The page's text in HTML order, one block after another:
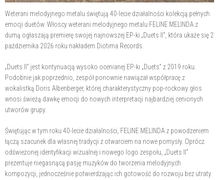
Weterani melodyjnego metalu świętują 40-lecie działalności kolekcją pełnych
emocji duetów. Włoscy weterani melodyjnego metalu FELINE MELINDA z
dumą ogłaszają premierę swojej najnowszej EP-ki „Duets II”, która ukaże się 2
października 2026 roku nakładem Diotima Records.
„Duets II” jest kontynuacją wysoko ocenianej EP-ki „Duets” z 2019 roku.
Podobnie jak poprzednio, zespół ponownie nawiązał współpracę z
wokalistką Doris Albenberger, której charakterystyczny pop-rockowy głos
wnosi świeżą dawkę emocji do nowych interpretacji najbardziej cenionych
utworów grupy.
Świętując w tym roku 40-lecie działalności, FELINE MELINDA z powodzeniem
łączą szacunek dla własnej tradycji z otwarciem na nowe pomysły. Oprócz
odświeżonej identyfikacji wizualnej i nowego logo zespołu, „Duets II”
prezentuje niegasnącą pasję muzyków do tworzenia melodyjnych
kompozycji, jednocześnie potwierdzając ich gotowość do rozwoju bez utraty